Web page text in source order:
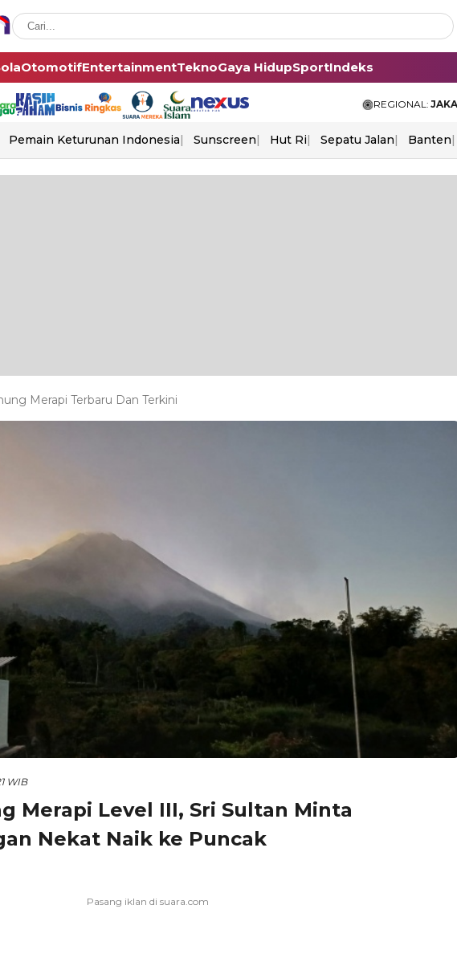
OtomotifEntertainmentTeknoGaya HidupSportIndeks
REGIONAL:
Pemain Keturunan Indonesia Sunscreen Hut Ri Sepatu Jalan Banten
Merapi Terbaru Dan Terkini
WIB
Merapi Level III, Sri Sultan Minta
Nekat Naik ke Puncak